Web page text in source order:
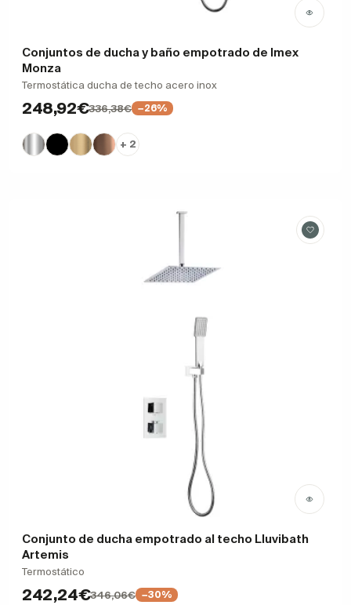
Conjuntos de ducha y baño empotrado de Imex
Monza
Termostática ducha de techo acero inox
248,92€336,38€ −26%
+ 2
Conjunto de ducha empotrado al techo Lluvibath
Artemis
Termostático
242,24€346,06€ −30%